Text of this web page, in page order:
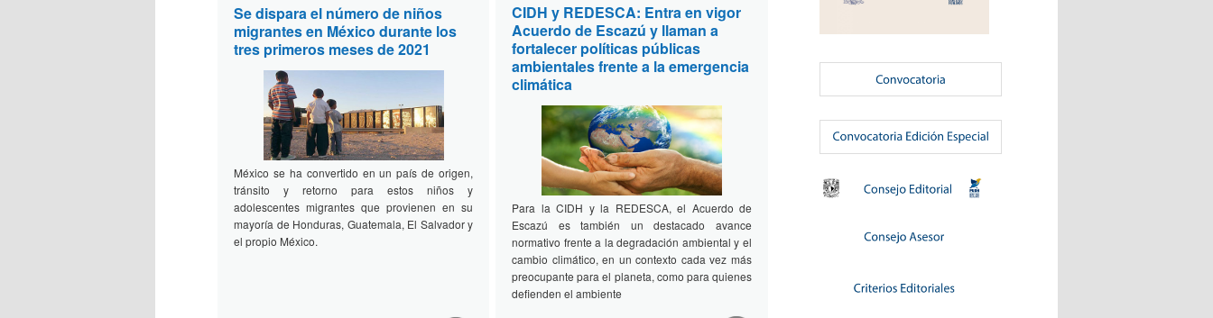
Se dispara el número de niños
migrantes en México durante los
tres primeros meses de 2021
México se ha convertido en un país de origen,
tránsito y retorno para estos niños y
adolescentes migrantes que provienen en su
mayoría de Honduras, Guatemala, El Salvador y
el propio México.
CIDH y REDESCA: Entra en vigor
Acuerdo de Escazú y llaman a
fortalecer políticas públicas
ambientales frente a la emergencia
climática
Para la CIDH y la REDESCA, el Acuerdo de
Escazú es también un destacado avance
normativo frente a la degradación ambiental y el
cambio climático, en un contexto cada vez más
preocupante para el planeta, como para quienes
defienden el ambiente